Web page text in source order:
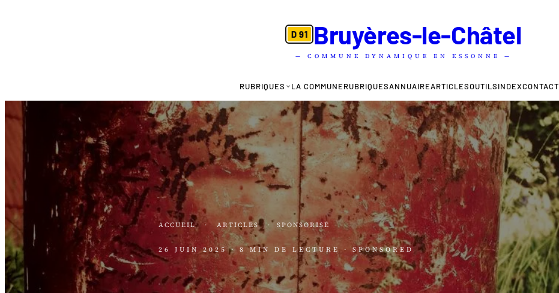
D 91 Bruyères-le-Châtel
— COMMUNE DYNAMIQUE EN ESSONNE —
RUBRIQUES LA COMMUNERUBRIQUESANNUAIREARTICLESOUTILSINDEXCONTACT
ACCUEIL · ARTICLES · SPONSORISÉ
26 JUIN 2025 · 8 MIN DE LECTURE · SPONSORED